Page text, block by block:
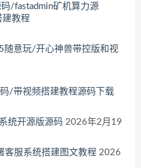
/fastadmin矿机算力源
教程
意玩/开心神兽带控版和视
/带视频搭建教程源码下载
统开源版源码 2026年2月19
客服系统搭建图文教程 2026